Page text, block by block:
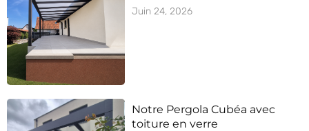
Juin 24, 2026
Notre Pergola Cubéa avec
toiture en verre